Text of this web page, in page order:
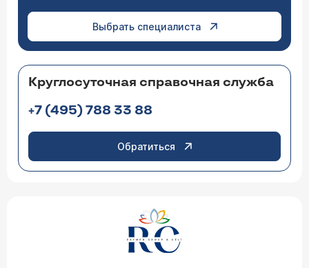
Выбрать специалиста
Круглосуточная справочная служба
+7 (495) 788 33 88
Обратиться